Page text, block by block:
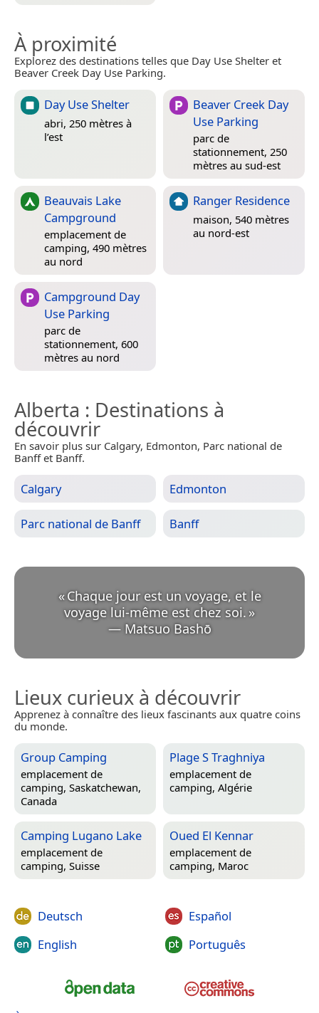
À proximité
Explorez des destinations telles que Day Use Shelter et
Beaver Creek Day Use Parking.
Day Use Shelter
abri, 250 mètres à
l’est
Beaver Creek Day
Use Parking
parc de
stationnement, 250
mètres au sud-est
Beauvais Lake
Campground
emplacement de
camping, 490 mètres
au nord
Ranger Residence
maison, 540 mètres
au nord-est
Campground Day
Use Parking
parc de
stationnement, 600
mètres au nord
Alberta : Destinations à
découvrir
En savoir plus sur Calgary, Edmonton, Parc national de
Banff et Banff.
Calgary Edmonton
Parc national de Banff Banff
«Chaque jour est un voyage, et le
voyage lui-même est chez soi.
— Matsuo Bashō
Lieux curieux à découvrir
Apprenez à connaître des lieux fascinants aux quatre coins
du monde.
Group Camping
emplacement de
camping, Saskatchewan,
Canada
Plage S Traghniya
emplacement de
camping, Algérie
Camping Lugano Lake
emplacement de
camping, Suisse
Oued El Kennar
emplacement de
camping, Maroc
Deutsch
English
Español
Português